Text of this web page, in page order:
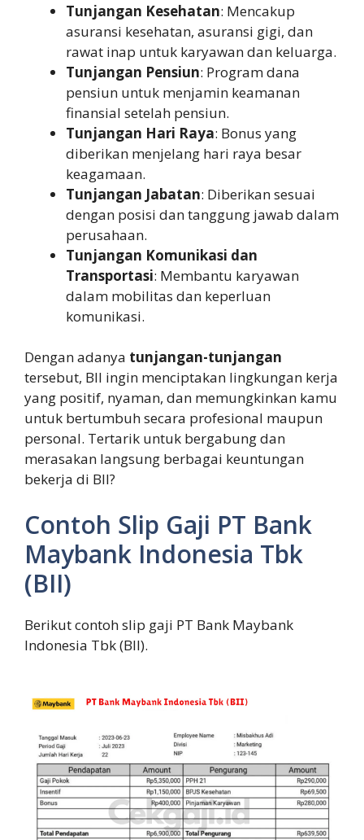
Tunjangan Kesehatan: Mencakup
asuransi kesehatan, asuransi gigi, dan
rawat inap untuk karyawan dan keluarga.
Tunjangan Pensiun: Program dana
pensiun untuk menjamin keamanan
finansial setelah pensiun.
Tunjangan Hari Raya: Bonus yang
diberikan menjelang hari raya besar
keagamaan.
Tunjangan Jabatan: Diberikan sesuai
dengan posisi dan tanggung jawab dalam
perusahaan.
Tunjangan Komunikasi dan
Transportasi: Membantu karyawan
dalam mobilitas dan keperluan
komunikasi.
Dengan adanya tunjangan-tunjangan
tersebut, BII ingin menciptakan lingkungan kerja
yang positif, nyaman, dan memungkinkan kamu
untuk bertumbuh secara profesional maupun
personal. Tertarik untuk bergabung dan
merasakan langsung berbagai keuntungan
bekerja di BII?
Contoh Slip Gaji PT Bank
Maybank Indonesia Tbk
(BII)
Berikut contoh slip gaji PT Bank Maybank
Indonesia Tbk (BII).